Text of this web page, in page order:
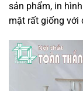
sản phẩm, in
mặt rất giống với